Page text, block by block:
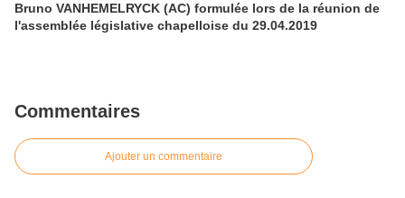
Bruno VANHEMELRYCK (AC) formulée lors de la réunion de
l'assemblée législative chapelloise du 29.04.2019
Commentaires
Ajouter un commentaire